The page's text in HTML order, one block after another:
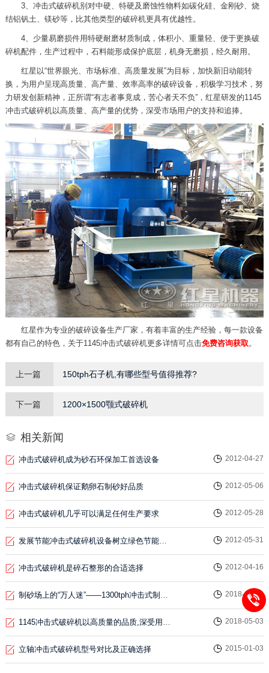
3、冲击式破碎机别对中硬、特硬及磨蚀性物料如碳化硅、金刚砂、烧
结铝钒土、镁砂等，比其他类型的破碎机更具有优越性。
4、少量易磨损件用特硬耐磨材质制成，体积小、重量轻、便于更换破
碎机配件，生产过程中，石料能形成保护底层，机身无磨损，经久耐用。
红星以“世界眼光、市场标准、高质量发展”为目标，加快新旧动能转
换，为用户呈现高质量、高产量、效率高率的破碎设备，积极学习技术，努
力研发创新精神，正所谓“有志者事竟成，苦心者天不负”，红星研发的1145
冲击式破碎机以高质量、高产量的优势，深受市场用户的支持和追捧。
红星作为专业的破碎设备生产厂家，有着丰富的生产经验，每一款设备
都有自己的特色，关于1145冲击式破碎机更多详情可点击免费咨询获取。
上一篇 150tph石子机,有哪些型号值得推荐?
下一篇 1200×1500颚式破碎机
相关新闻
冲击式破碎机成为砂石环保加工首选设备 2012-04-27
冲击式破碎机保证鹅卵石制砂好品质 2012-05-06
冲击式破碎机几乎可以满足任何生产要求 2012-05-28
发展节能冲击式破碎机设备树立绿色节能新模范 2012-05-31
冲击式破碎机是碎石整形的合适选择 2012-04-16
制砂场上的“万人迷”——1300tph冲击式制砂机 2018-04-28
1145冲击式破碎机以高质量的品质,深受用户喜爱 2018-05-03
立轴冲击式破碎机型号对比及正确选择 2015-01-03